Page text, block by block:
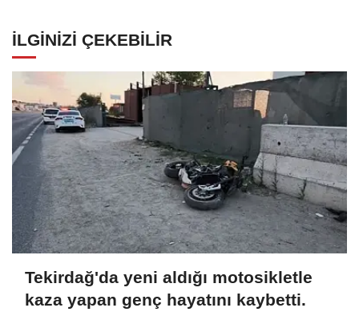
İLGINIZI ÇEKEBILIR
Tekirdağ'da yeni aldığı motosikletle
kaza yapan genç hayatını kaybetti.